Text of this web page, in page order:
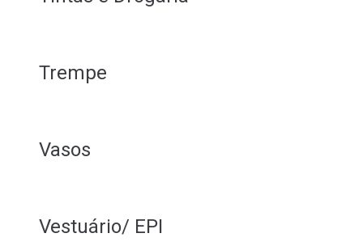
Trempe
Vasos
Vestuário/ EPI